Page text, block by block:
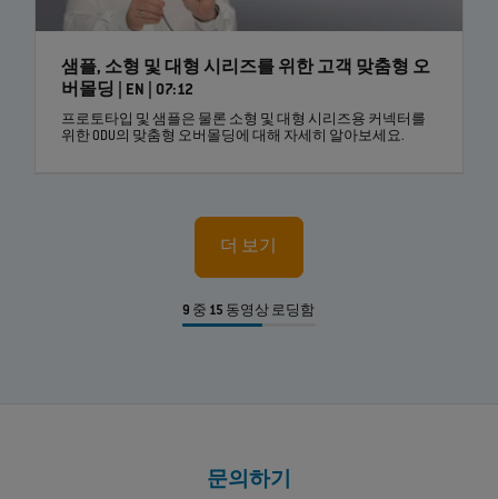
샘플, 소형 및 대형 시리즈를 위한 고객 맞춤형 오
버몰딩 | EN | 07:12
프로토타입 및 샘플은 물론 소형 및 대형 시리즈용 커넥터를
위한 ODU의 맞춤형 오버몰딩에 대해 자세히 알아보세요.
더 보기
9 중 15 동영상 로딩함
문의하기